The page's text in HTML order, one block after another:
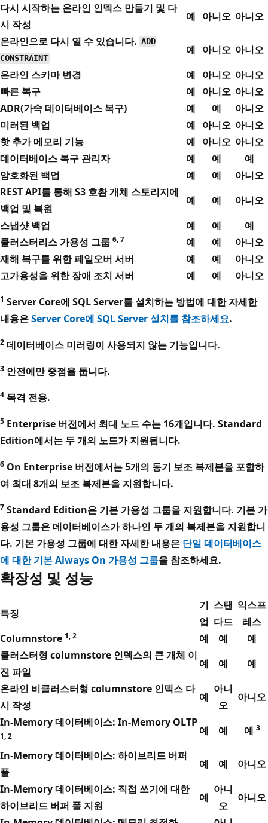
다시 시작하는 온라인 인덱스 만들기 및 다
시 작성
예 아니오 아니오
온라인으로 다시 열 수 있습니다. ADD
CONSTRAINT
예 아니오 아니오
온라인 스키마 변경
예 아니오 아니오
빠른 복구
예 아니오 아니오
ADR(가속 데이터베이스 복구)
예 예
아니오
미러된 백업
예 아니오 아니오
핫 추가 메모리 기능
예 아니오 아니오
데이터베이스 복구 관리자
예 예
예
암호화된 백업
예 예
아니오
REST API를 통해 S3 호환 개체 스토리지에
백업 및 복원
예 예
아니오
스냅샷 백업
예 예
예
클러스터리스 가용성 그룹 6, 7 예 예
아니오
재해 복구를 위한 페일오버 서버
예 예
아니오
고가용성을 위한 장애 조치 서버
예 예 아니오
1 Server Core에 SQL Server를 설치하는 방법에 대한 자세한
내용은Server Core에 SQL Server 설치를 참조하세요.
2 데이터베이스 미러링이 사용되지 않는 기능입니다.
3 안전에만 중점을 둡니다.
4 목격 전용.
5 Enterprise 버전에서 최대 노드 수는 16개입니다. Standard
Edition에서는 두 개의 노드가 지원됩니다.
6 On Enterprise 버전에서는 5개의 동기 보조 복제본을 포함하
여 최대 8개의 보조 복제본을 지원합니다.
7 Standard Edition은 기본 가용성 그룹을 지원합니다. 기본 가
용성 그룹은 데이터베이스가 하나인 두 개의 복제본을 지원합니
다. 기본 가용성 그룹에 대한 자세한 내용은 단일 데이터베이스
에 대한 기본 Always On 가용성 그룹을 참조하세요.
확장성 및 성능
특징
기
업
스탠
다드
익스프
레스
Columnstore 1, 2 예 예
예
클러스터형 columnstore 인덱스의 큰 개체 이
진 파일
예 예
예
온라인 비클러스터형 columnstore 인덱스 다
시 작성
예
아니
오
아니오
In-Memory 데이터베이스: In-Memory OLTP
1, 2 예 예 예 3
In-Memory 데이터베이스: 하이브리드 버퍼
풀
예 예
아니오
In-Memory 데이터베이스: 직접 쓰기에 대한
하이브리드 버퍼 풀 지원
예
아니
오
아니오